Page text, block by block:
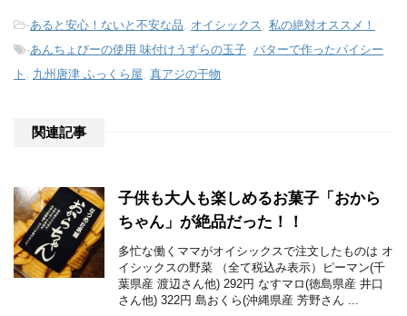
-あると安心！ないと不安な品 オイシックス
私の絶対オススメ！
-あんちょびーの使用 味付けうずらの玉子 バターで作ったパイシー
ト
九州唐津 ふっくら屋 真アジの干物
関連記事
子供も大人も楽しめるお菓子「おから
ちゃん」が絶品だった！！
多忙な働くママがオイシックスで注文したものは オ
イシックスの野菜 （全て税込み表示）ピーマン(千
葉県産 渡辺さん他) 292円 なすマロ(徳島県産 井口
さん他) 322円 島おくら(沖縄県産 芳野さん ...